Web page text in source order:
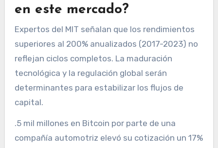
en este mercado?
Expertos del MIT señalan que los rendimientos
superiores al 200% anualizados (2017-2023) no
reflejan ciclos completos. La maduración
tecnológica y la regulación global serán
determinantes para estabilizar los flujos de
capital.
.5 mil millones en Bitcoin por parte de una
compañía automotriz elevó su cotización un 17%